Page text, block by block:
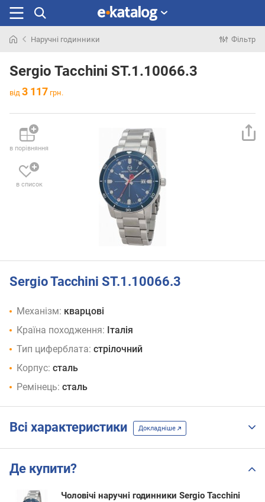
раніше
Наручні годинники Фільтр
Sergio Tacchini ST.1.10066.3
від 3 117 грн.
в порівняння
в список
Sergio Tacchini ST.1.10066.3
Механізм: кварцові
Країна походження: Італія
Тип циферблата: стрілочний
Корпус: сталь
Ремінець: сталь
Всі характеристики Докладніше
Де купити?
Чоловічі наручні годинники Sergio Tacchini